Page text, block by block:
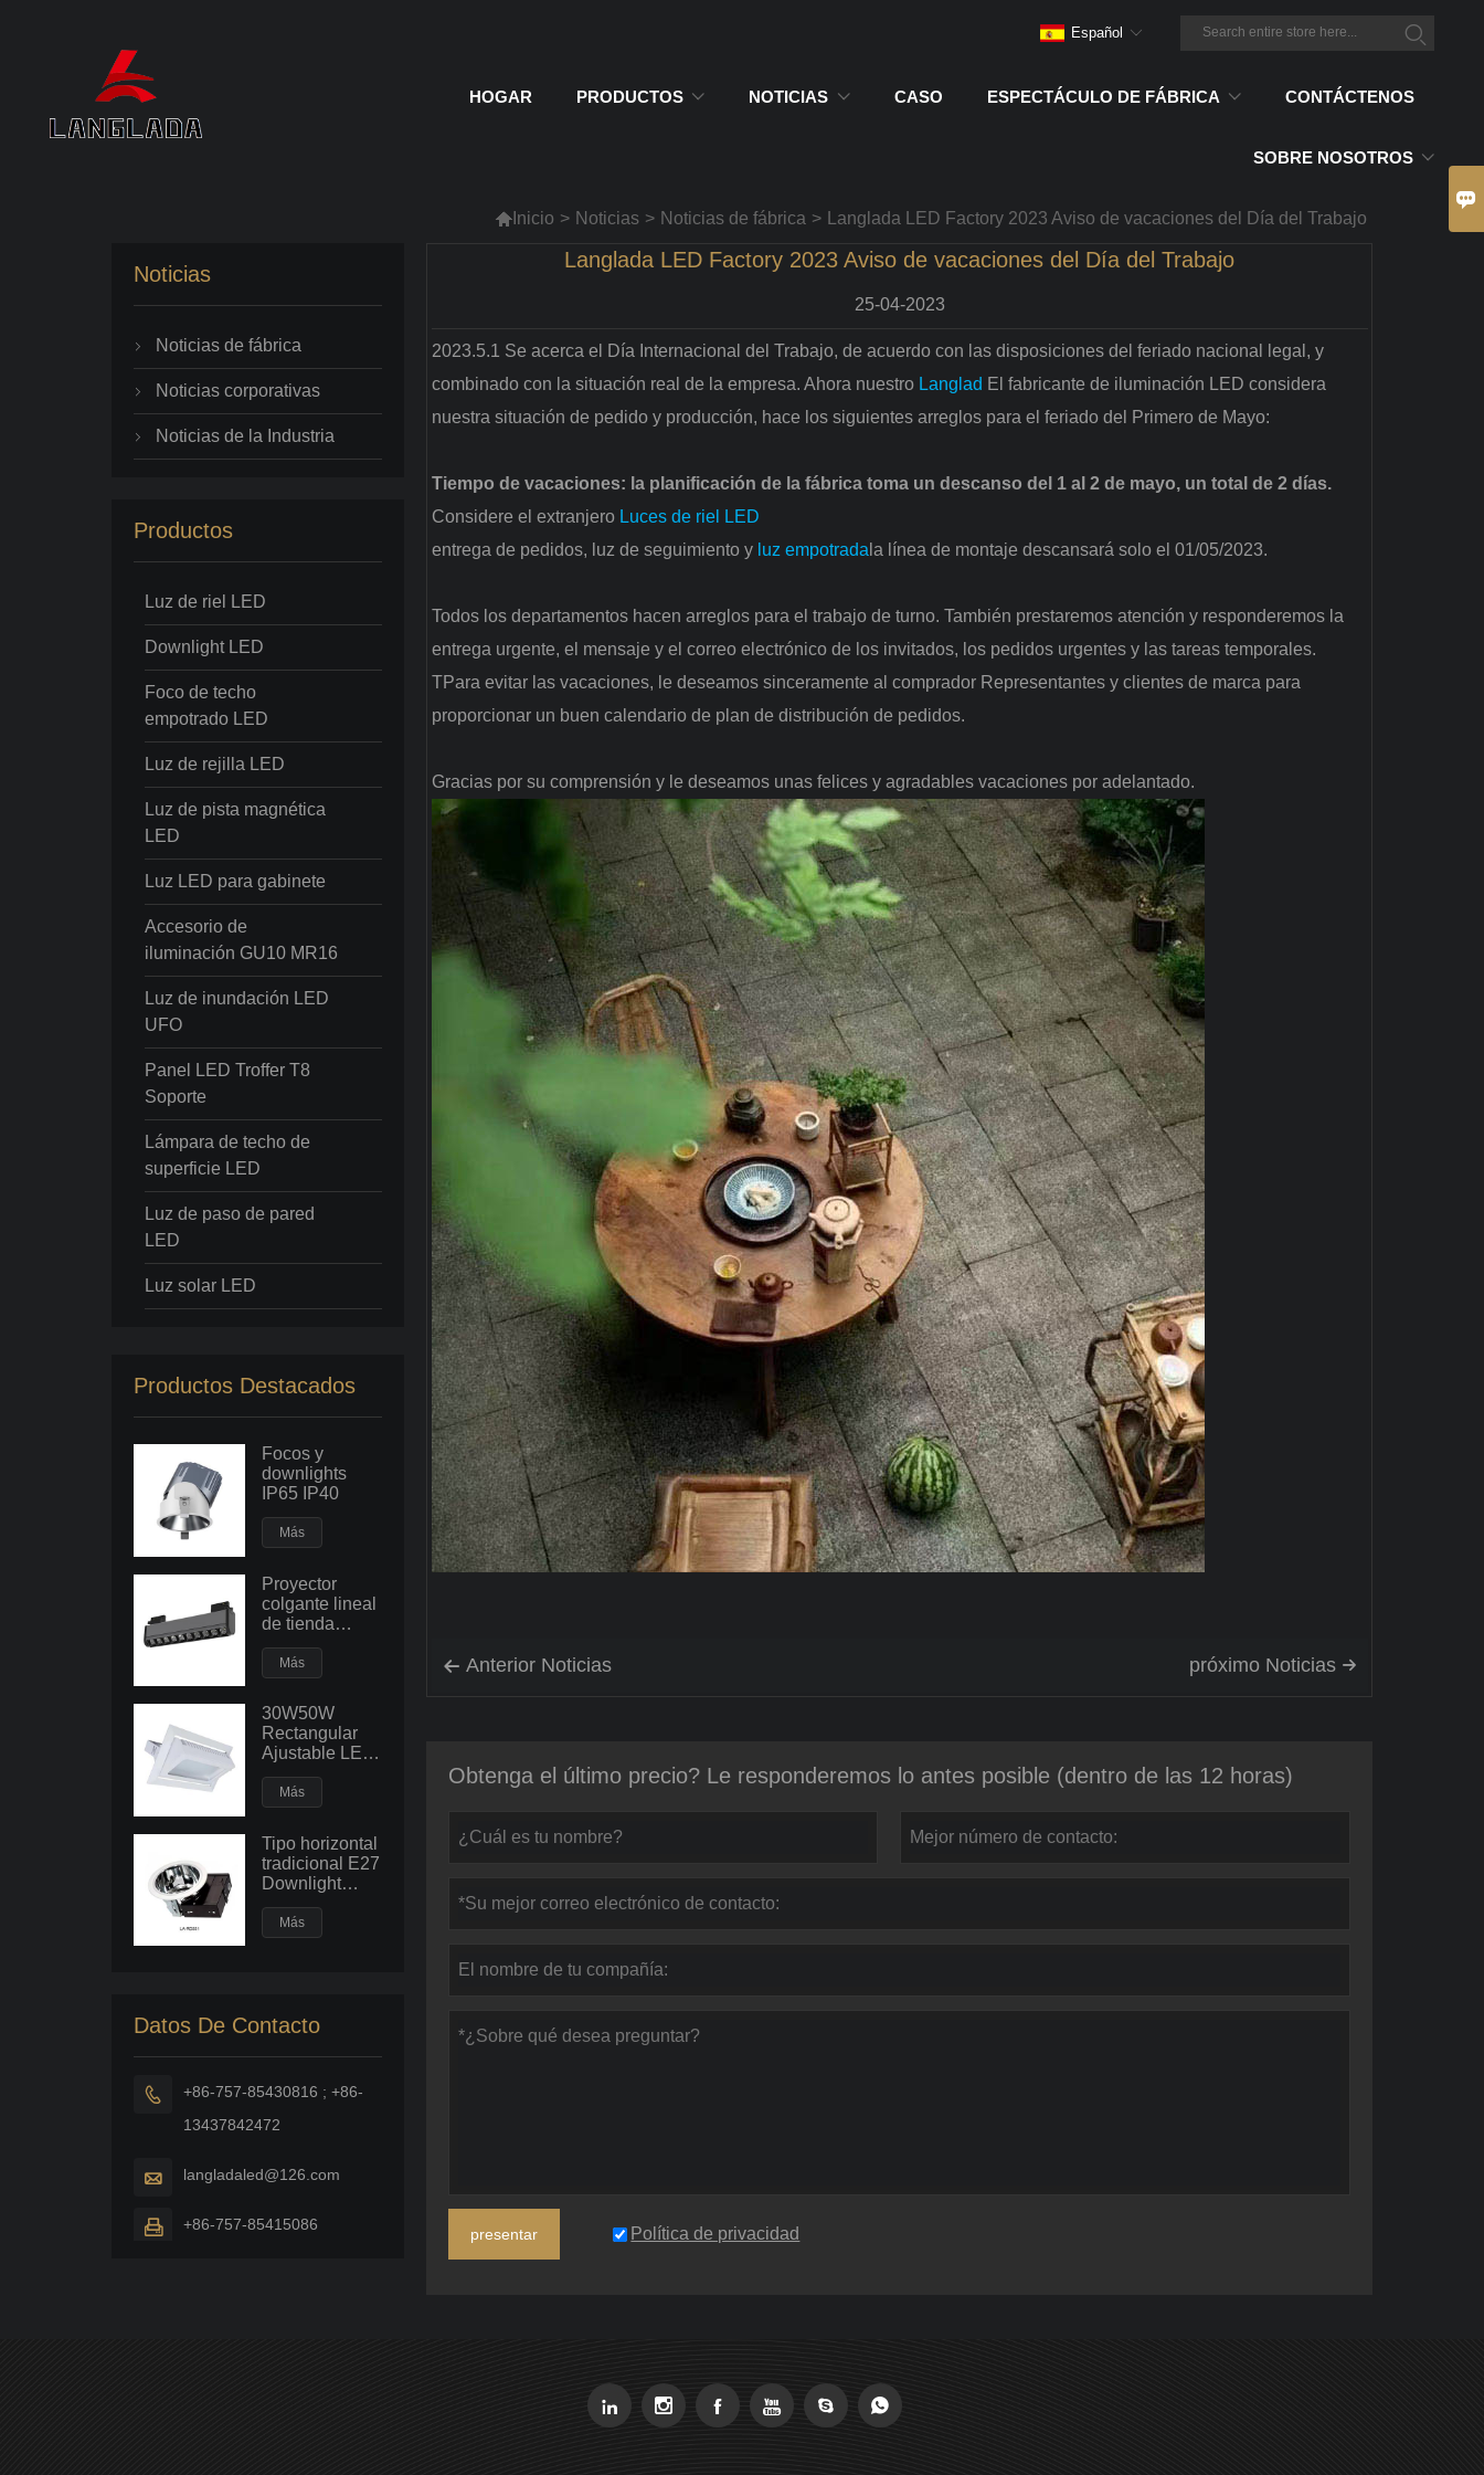
HOGAR PRODUCTOS NOTICIAS CASO ESPECTÁCULO DE FÁBRICA CONTÁCTENOS
SOBRE NOSOTROS
Español
 Inicio > Noticias > Noticias de fábrica > Langlada LED Factory 2023 Aviso de vacaciones del Día del Trabajo
Noticias
 Noticias de fábrica
 Noticias corporativas
 Noticias de la Industria
Productos
Luz de riel LED
Downlight LED
Foco de techo
empotrado LED
Luz de rejilla LED
Luz de pista magnética
LED
Luz LED para gabinete
Accesorio de
iluminación GU10 MR16
Luz de inundación LED
UFO
Panel LED Troffer T8
Soporte
Lámpara de techo de
superficie LED
Luz de paso de pared
LED
Luz solar LED
Productos Destacados
Focos y
downlights
IP65 IP40
Más
Proyector
colgante lineal
de tienda
minorista de
supermercado
Más
30W50W
Rectangular
Ajustable LED
Downlight
Gran potencia
Foco
empotrable en
el techo Luz de
inundación
Más
Tipo horizontal
tradicional E27
Downlight
Fitting con
bombilla
fluorescente
Más
Datos De Contacto

+86-757-85430816 ; +86-
13437842472
 langladaled@126.com
 +86-757-85415086
Langlada LED Factory 2023 Aviso de vacaciones del Día del Trabajo
25-04-2023
2023.5.1 Se acerca el Día Internacional del Trabajo, de acuerdo con las disposiciones del feriado nacional legal, y
combinado con la situación real de la empresa. Ahora nuestro Langlad El fabricante de iluminación LED considera
nuestra situación de pedido y producción, hace los siguientes arreglos para el feriado del Primero de Mayo:
Tiempo de vacaciones: la planificación de la fábrica toma un descanso del 1 al 2 de mayo, un total de 2 días.
Considere el extranjero Luces de riel LED
entrega de pedidos, luz de seguimiento y luz empotrada la línea de montaje descansará solo el 01/05/2023.
Todos los departamentos hacen arreglos para el trabajo de turno. También prestaremos atención y responderemos la
entrega urgente, el mensaje y el correo electrónico de los invitados, los pedidos urgentes y las tareas temporales.
TPara evitar las vacaciones, le deseamos sinceramente al comprador Representantes y clientes de marca para
proporcionar un buen calendario de plan de distribución de pedidos.
Gracias por su comprensión y le deseamos unas felices y agradables vacaciones por adelantado.
 Anterior Noticias 
próximo Noticias
Obtenga el último precio? Le responderemos lo antes posible (dentro de las 12 horas)
presentar Política de privacidad
     
